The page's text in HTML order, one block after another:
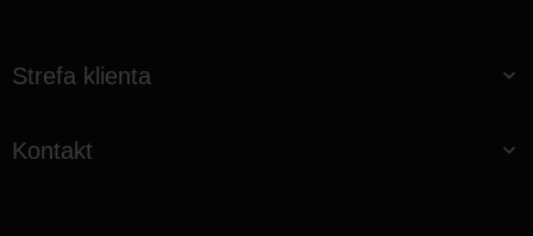
Strefa klienta
Kontakt